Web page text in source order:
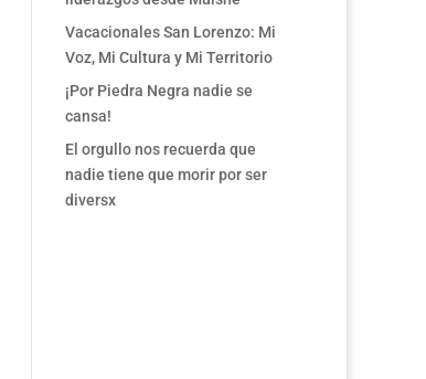
Vacacionales San Lorenzo: Mi
Voz, Mi Cultura y Mi Territorio
¡Por Piedra Negra nadie se
cansa!
El orgullo nos recuerda que
nadie tiene que morir por ser
diversx